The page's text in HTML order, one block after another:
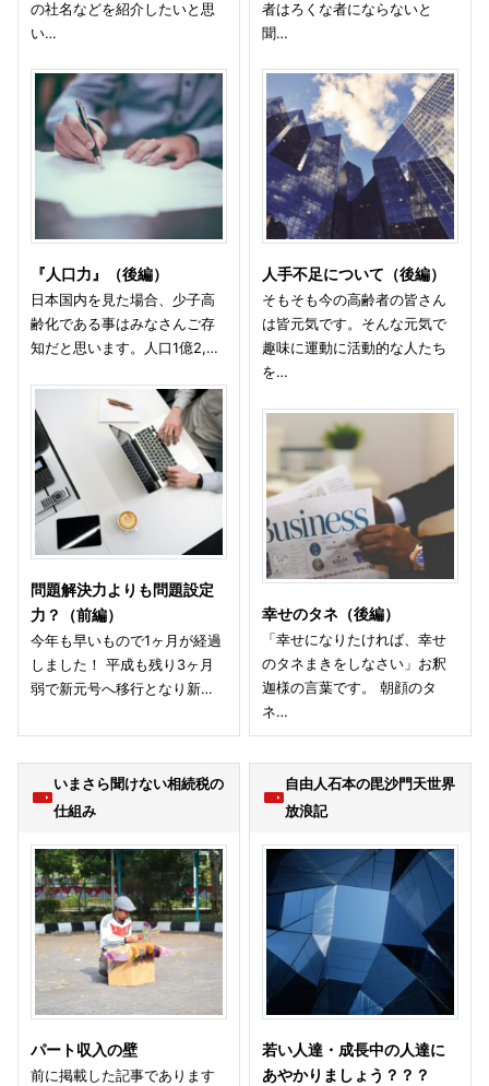
の社名などを紹介したいと思
い…
『人口力』（後編）
日本国内を見た場合、少子高
齢化である事はみなさんご存
知だと思います。人口1億2,…
問題解決力よりも問題設定
力？（前編）
今年も早いもので1ヶ月が経過
しました！ 平成も残り3ヶ月
弱で新元号へ移行となり新…
者はろくな者にならないと
聞…
人手不足について（後編）
そもそも今の高齢者の皆さん
は皆元気です。そんな元気で
趣味に運動に活動的な人たち
を…
幸せのタネ（後編）
「幸せになりたければ、幸せ
のタネまきをしなさい」お釈
迦様の言葉です。 朝顔のタ
ネ…
いまさら聞けない相続税の
仕組み
パート収入の壁
前に掲載した記事であります
自由人石本の毘沙門天世界
放浪記
若い人達・成長中の人達に
あやかりましょう？？？